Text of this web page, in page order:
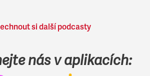
si další podcasty
nás v aplikacích: